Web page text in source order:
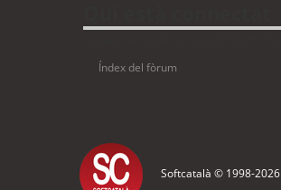
Índex del fòrum
Softcatalà © 1998-2026